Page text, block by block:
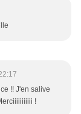
!! J'en salive
!